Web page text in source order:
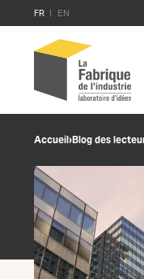
FR
EN
Accueil›Blog des